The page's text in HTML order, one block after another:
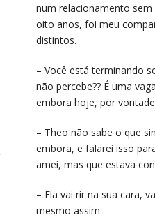
num relacionamento
oito anos, foi meu
distintos.
– Você está terminando
não percebe?? É uma
embora hoje, por
– Theo não sabe o que
embora, e falarei isso
amei, mas que estava
– Ela vai rir na sua cara,
mesmo assim.